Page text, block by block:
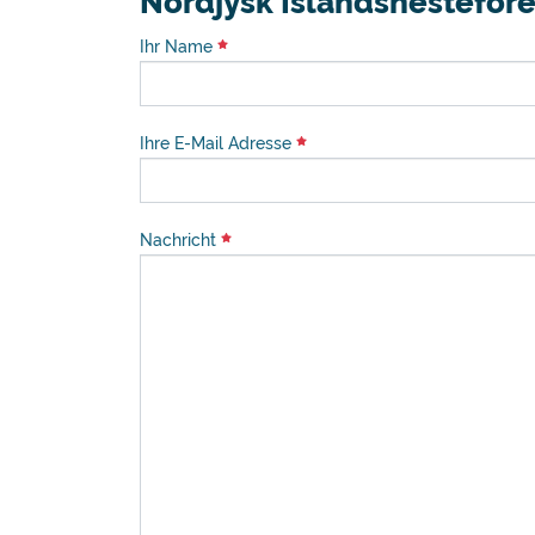
Ihr Name
Ihre E-Mail Adresse
Nachricht